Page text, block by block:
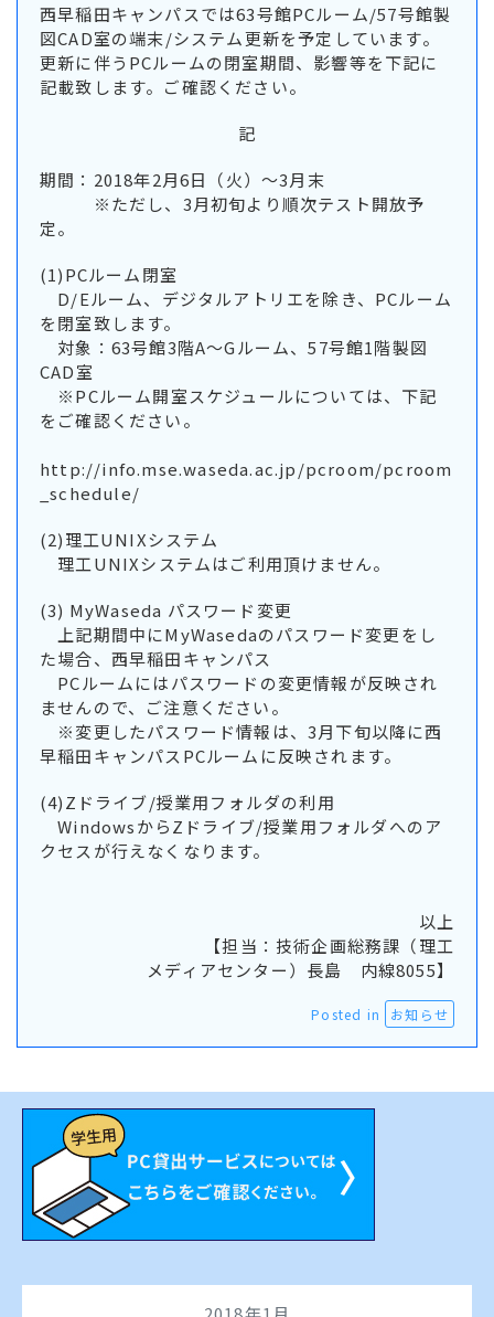
西早稲田キャンパスでは63号館PCルーム/57号館製
図CAD室の端末/システム更新を予定しています。
更新に伴うPCルームの閉室期間、影響等を下記に
記載致します。ご確認ください。
記
期間：2018年2月6日（火）～3月末
※ただし、3月初旬より順次テスト開放予
定。
(1)PCルーム閉室
D/Eルーム、デジタルアトリエを除き、PCルーム
を閉室致します。
対象：63号館3階A～Gルーム、57号館1階製図
CAD室
※PCルーム開室スケジュールについては、下記
をご確認ください。
http://info.mse.waseda.ac.jp/pcroom/pcroom
_schedule/
(2)理工UNIXシステム
理工UNIXシステムはご利用頂けません。
(3) MyWaseda パスワード変更
上記期間中にMyWasedaのパスワード変更をし
た場合、西早稲田キャンパス
PCルームにはパスワードの変更情報が反映され
ませんので、ご注意ください。
※変更したパスワード情報は、3月下旬以降に西
早稲田キャンパスPCルームに反映されます。
(4)Zドライブ/授業用フォルダの利用
WindowsからZドライブ/授業用フォルダへのア
クセスが行えなくなります。
以上
【担当：技術企画総務課（理工
メディアセンター）長島 内線8055】
Posted in お知らせ